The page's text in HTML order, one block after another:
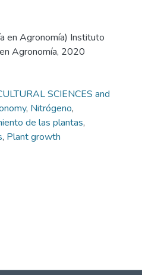
en Agronomía) Instituto
Agronomía, 2020
SCIENCES and
, Nitrógeno,
de las plantas,
, Plant growth